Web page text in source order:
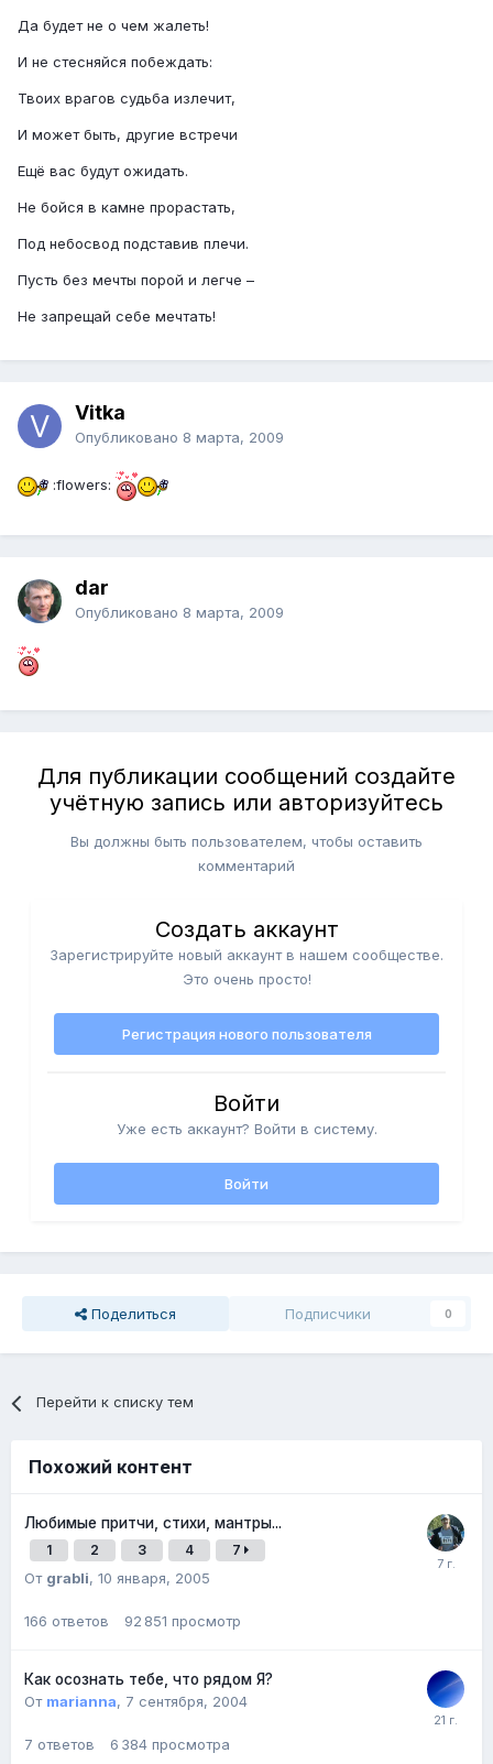
Да будет не о чем жалеть!
И не стесняйся побеждать:
Твоих врагов судьба излечит,
И может быть, другие встречи
Ещё вас будут ожидать.
Не бойся в камне прорастать,
Под небосвод подставив плечи.
Пусть без мечты порой и легче –
Не запрещай себе мечтать!
Vitka
Опубликовано 8 марта, 2009
:flowers:
dar
Опубликовано 8 марта, 2009
Для публикации сообщений создайте
учётную запись или авторизуйтесь
Вы должны быть пользователем, чтобы оставить
комментарий
Создать аккаунт
Зарегистрируйте новый аккаунт в нашем сообществе.
Это очень просто!
Регистрация нового пользователя
Войти
Уже есть аккаунт? Войти в систему.
Войти
Поделиться Подписчики 0
Перейти к списку тем
Похожий контент
Любимые притчи, стихи, мантры...
1 2 3 4 7
От grabli, 10 января, 2005
166 ответов 92 851 просмотр
Как осознать тебе, что рядом Я?
От marianna, 7 сентября, 2004
7 ответов 6 384 просмотра